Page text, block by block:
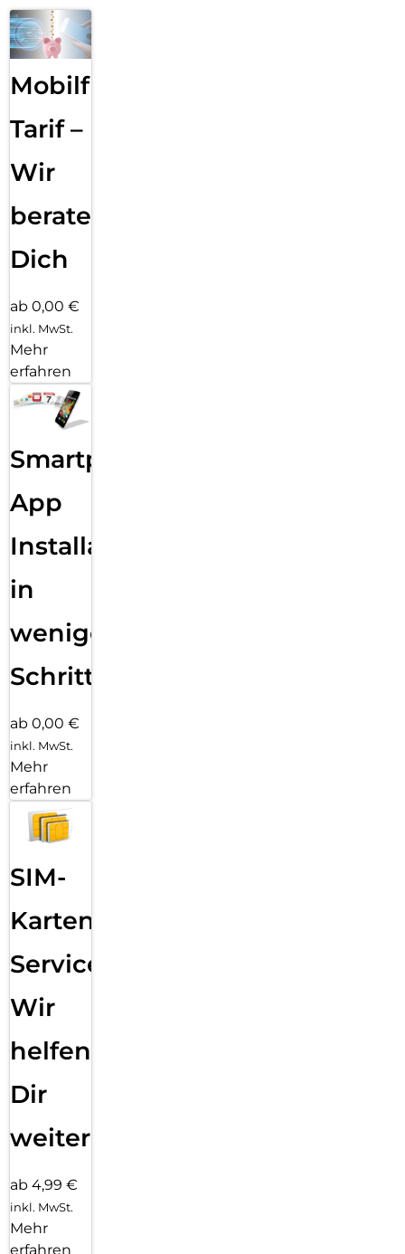
Mobilfunk
Tarif –
Wir
beraten
Dich
ab 0,00 €
inkl. MwSt.
Mehr
erfahren
Smartphone
App
Installation
in
wenigen
Schritten
ab 0,00 €
inkl. MwSt.
Mehr
erfahren
SIM-
Karten
Service:
Wir
helfen
Dir
weiter
ab 4,99 €
inkl. MwSt.
Mehr
erfahren